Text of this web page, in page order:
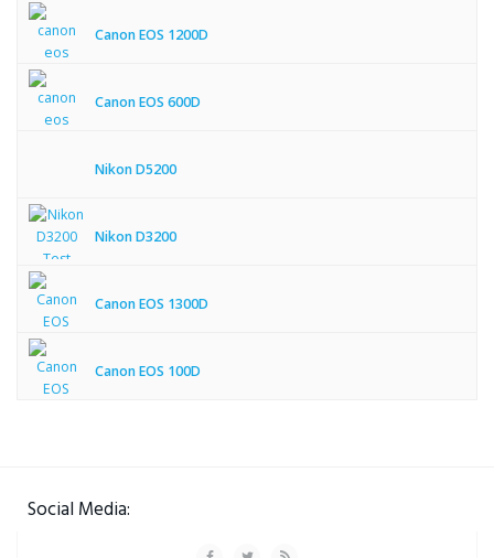
Canon EOS 1200D
Canon EOS 600D
Nikon D5200
Nikon D3200
Canon EOS 1300D
Canon EOS 100D
Social Media: